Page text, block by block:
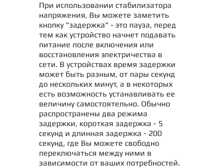
При использовании стабилизатора
напряжения, Вы можете заметить
кнопку "задержка" - это пауза, перед
тем как устройство начнет подавать
питание после включения или
восстановления электричества в
сети. В устройствах время задержки
может быть разным, от пары секунд
до нескольких минут, а в некоторых
есть возможность устанавливать ее
величину самостоятельно. Обычно
распространены два режима
задержки, короткая задержка - 5
секунд и длинная задержка - 200
секунд, где Вы можете свободно
переключаться между ними в
зависимости от ваших потребностей.